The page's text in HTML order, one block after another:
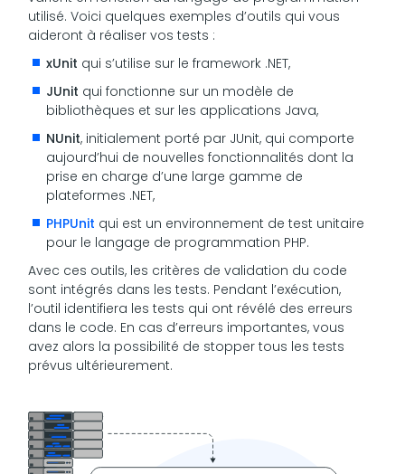
utilisé. Voici quelques exemples d’outils qui vous
aideront à réaliser vos tests :
xUnit qui s’utilise sur le framework .NET,
JUnit qui fonctionne sur un modèle de
bibliothèques et sur les applications Java,
NUnit, initialement porté par JUnit, qui comporte
aujourd’hui de nouvelles fonctionnalités dont la
prise en charge d’une large gamme de
plateformes .NET,
PHPUnit qui est un environnement de test unitaire
pour le langage de programmation PHP.
Avec ces outils, les critères de validation du code
sont intégrés dans les tests. Pendant l’exécution,
l’outil identifiera les tests qui ont révélé des erreurs
dans le code. En cas d’erreurs importantes, vous
avez alors la possibilité de stopper tous les tests
prévus ultérieurement.